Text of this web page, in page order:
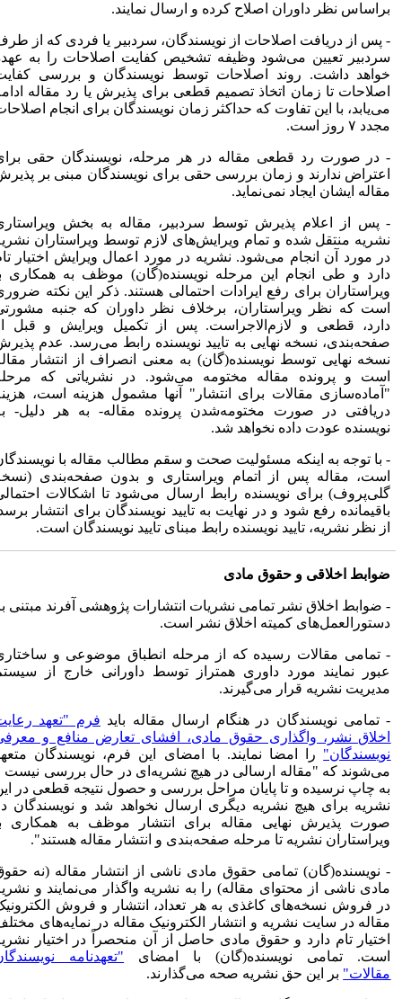
براساس نظر داوران اصلاح کرده و ارسال نمایند.
- پس از دریافت اصلاحات از نویسندگان، سردبیر یا فردی که از طرف
سردبیر تعیین می‌شود وظیفه تشخیص کفایت اصلاحات را به عهده
خواهد داشت. روند اصلاحات توسط نویسندگان و بررسی کفایت
اصلاحات تا زمان اتخاذ تصمیم قطعی برای پذیرش یا رد مقاله ادامه
می‌یابد، با این تفاوت که حداکثر زمان نویسندگان برای انجام اصلاحات
مجدد ۷ روز است.
- در صورت رد قطعی مقاله در هر مرحله، نویسندگان حقی برای
اعتراض ندارند و زمان بررسی حقی برای نویسندگان مبنی بر پذیرش
مقاله ایشان ایجاد نمی‌نماید.
- پس از اعلام پذیرش توسط سردبیر، مقاله به بخش ویراستاری
نشریه منتقل شده و تمام ویرایش‌های لازم توسط ویراستاران نشریه
در مورد آن انجام می‌شود. نشریه در مورد اعمال ویرایش اختیار تام
دارد و طی انجام این مرحله نویسنده(گان) موظف به همکاری با
ویراستاران برای رفع ایرادات احتمالی هستند. ذکر این نکته ضروری
است که نظر ویراستاران، برخلاف نظر داوران که جنبه مشورتی
دارد، قطعی و لازم‌الاجراست. پس از تکمیل ویرایش و قبل از
صفحه‌بندی، نسخه نهایی به تایید نویسنده رابط می‌رسد. عدم پذیرش
نسخه نهایی توسط نویسنده(گان) به معنی انصراف از انتشار مقاله
است و پرونده مقاله مختومه می‌شود. در نشریاتی که مرحله
"آماده‌سازی مقالات برای انتشار" آنها مشمول هزینه است، هزینه
دریافتی در صورت مختومه‌شدن پرونده مقاله- به هر دلیل- به
نویسنده عودت داده نخواهد شد.
- با توجه به اینکه مسئولیت صحت و سقم مطالب مقاله با نویسندگان
است، مقاله پس از اتمام ویراستاری و بدون صفحه‌بندی (نسخه
گلی‌پروف) برای نویسنده رابط ارسال می‌شود تا اشکالات احتمالی
باقیمانده رفع شود و در نهایت به تایید نویسندگان برای انتشار برسد.
از نظر نشریه، تایید نویسنده رابط مبنای تایید نویسندگان است.
ضوابط اخلاقی و حقوق مادی
- ضوابط اخلاق نشر تمامی نشریات انتشارات پژوهشی آفرند مبتنی بر
دستورالعمل‌های کمیته اخلاق نشر است.
- تمامی مقالات رسیده که از مرحله انطباق موضوعی و ساختاری
عبور نمایند مورد داوری همتراز توسط داورانی خارج از سیستم
مدیریت نشریه قرار می‌گیرند.
- تمامی نویسندگان در هنگام ارسال مقاله بایدفرم"تعهد رعایت
اخلاق نشر، واگذاری حقوق مادی، افشای تعارض منافع و معرفی
نویسندگان"را امضا نمایند. با امضای این فرم، نویسندگان متعهد
می‌شوند که "مقاله ارسالی در هیچ نشریه‌ای در حال بررسی نیست و
به چاپ نرسیده و تا پایان مراحل بررسی و حصول نتیجه قطعی در این
نشریه برای هیچ نشریه دیگری ارسال نخواهد شد و نویسندگان در
صورت پذیرش نهایی مقاله برای انتشار موظف به همکاری با
ویراستاران نشریه تا مرحله صفحه‌بندی و انتشار مقاله هستند".
- نویسنده(گان) تمامی حقوق مادی ناشی از انتشار مقاله (نه حقوق
مادی ناشی از محتوای مقاله) را به نشریه واگذار می‌نمایند و نشریه
در فروش نسخه‌های کاغذی به هر تعداد، انتشار و فروش الکترونیک
مقاله در سایت نشریه و انتشار الکترونیک مقاله در نمایه‌های مختلف
اختیار تام دارد و حقوق مادی حاصل از آن منحصراً در اختیار نشریه
است. تمامی نویسنده‌(گان) با امضای
"تعهدنامه نویسندگان
مقالات"بر این حق نشریه صحه می‌گذارند.